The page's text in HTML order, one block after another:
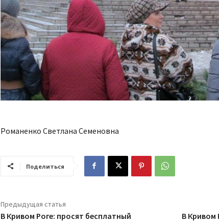
Романенко Светлана Семеновна
Поделиться
Предыдущая статья
В Кривом Роге: просят бесплатный
В Кривом